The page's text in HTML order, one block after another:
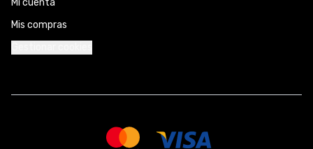
Mi cuenta
Mis compras